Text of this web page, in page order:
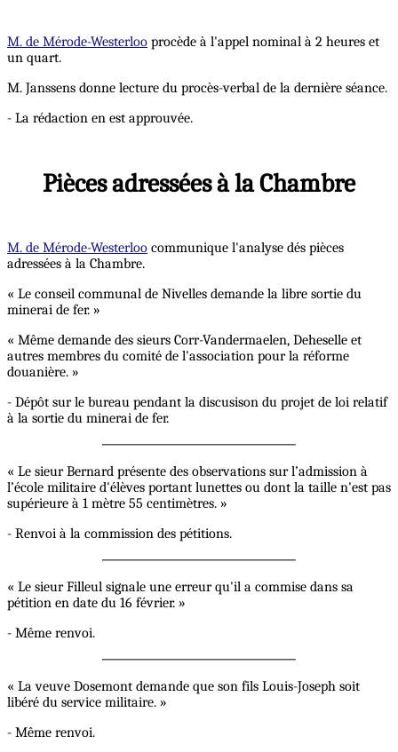
M. de Mérode-Westerloo procède à l'appel nominal à 2 heures et
un quart.
M. Janssens donne lecture du procès-verbal de la dernière séance.
- La rédaction en est approuvée.
Pièces adressées à la Chambre
M. de Mérode-Westerloo communique l'analyse dés pièces
adressées à la Chambre.
« Le conseil communal de Nivelles demande la libre sortie du
minerai de fer. »
« Même demande des sieurs Corr-Vandermaelen, Deheselle et
autres membres du comité de l'association pour la réforme
douanière. »
- Dépôt sur le bureau pendant la discusison du projet de loi relatif
à la sortie du minerai de fer.
« Le sieur Bernard présente des observations sur l’admission à
l’école militaire d'élèves portant lunettes ou dont la taille n'est pas
supérieure à 1 mètre 55 centimètres. »
- Renvoi à la commission des pétitions.
« Le sieur Filleul signale une erreur qu'il a commise dans sa
pétition en date du 16 février. »
- Même renvoi.
« La veuve Dosemont demande que son fils Louis-Joseph soit
libéré du service militaire. »
- Même renvoi.